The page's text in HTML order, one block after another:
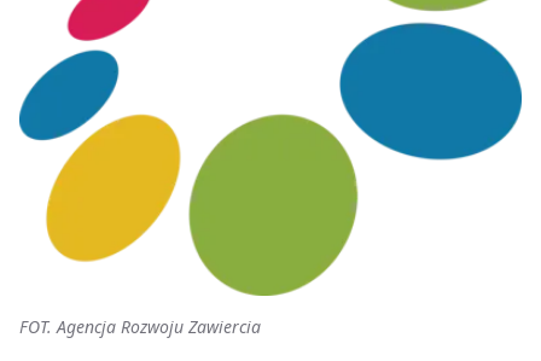
FOT. Agencja Rozwoju Zawiercia